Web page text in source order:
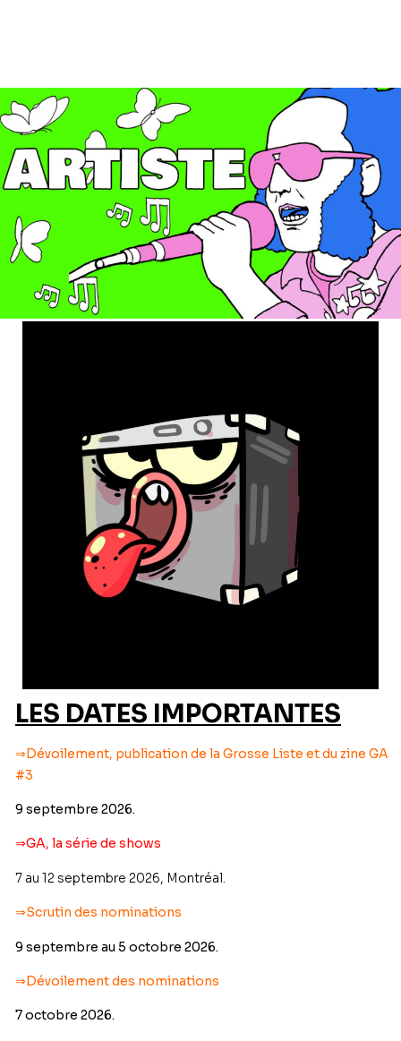
LES DATES IMPORTANTES
⇒Dévoilement, publication de la Grosse Liste et du zine GA
#3
9 septembre 2026.
⇒GA, la série de shows
7 au 12 septembre 2026, Montréal.
⇒Scrutin des nominations
9 septembre au 5 octobre 2026.
⇒Dévoilement des nominations
7 octobre 2026.